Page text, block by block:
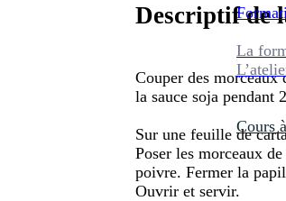
La
Cours
Descriptif de
Couper des
la sauce soja pendant
Sur une feuille de
Poser les morceaux
poivre. Fermer la
Ouvrir et servir.